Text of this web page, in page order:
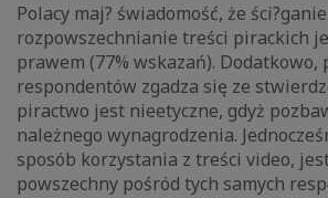
Polacy maj? świadomość, że
rozpowszechnianie treści pirackich
prawem (77% wskazań). Dodatkowo,
respondentów zgadza się ze
piractwo jest nieetyczne, gdyż
należnego wynagrodzenia.
sposób korzystania z treści video,
powszechny pośród tych samych